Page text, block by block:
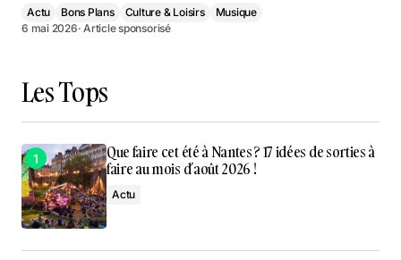
Actu Bons Plans Culture & Loisirs
Musique
6 mai 2026· Article sponsorisé
Les Tops
Que faire cet été à Nantes ? 17 idées de sorties à
faire au mois d’août 2026 !
Actu